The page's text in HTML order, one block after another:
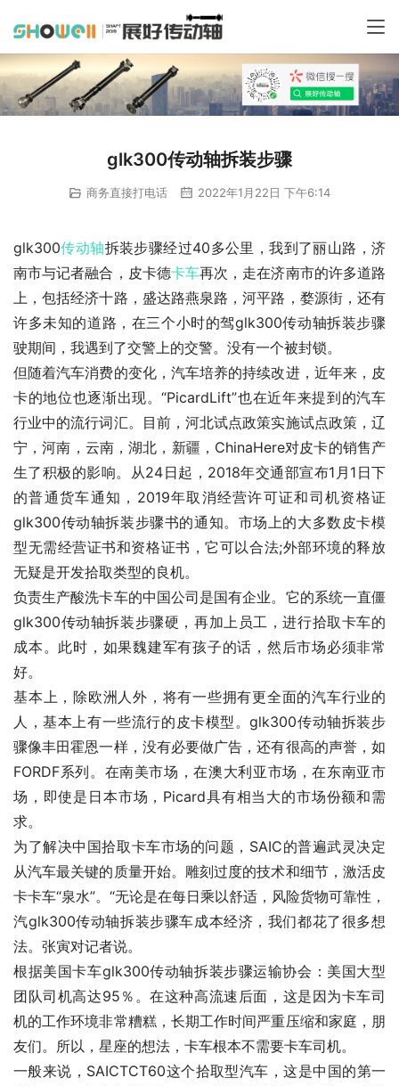
glk300传动轴拆装步骤
商务直接打电话 2022年1月22日 下午6:14
glk300传动轴拆装步骤经过40多公里，我到了丽山路，济
南市与记者融合，皮卡德卡车再次，走在济南市的许多道路
上，包括经济十路，盛达路燕泉路，河平路，婺源街，还有
许多未知的道路，在三个小时的驾glk300传动轴拆装步骤
驶期间，我遇到了交警上的交警。没有一个被封锁。
但随着汽车消费的变化，汽车培养的持续改进，近年来，皮
卡的地位也逐渐出现。“PicardLift”也在近年来提到的汽车
行业中的流行词汇。目前，河北试点政策实施试点政策，辽
宁，河南，云南，湖北，新疆，ChinaHere对皮卡的销售产
生了积极的影响。从24日起，2018年交通部宣布1月1日下
的普通货车通知，2019年取消经营许可证和司机资格证
glk300传动轴拆装步骤书的通知。市场上的大多数皮卡模
型无需经营证书和资格证书，它可以合法;外部环境的释放
无疑是开发拾取类型的良机。
负责生产酸洗卡车的中国公司是国有企业。它的系统一直僵
glk300传动轴拆装步骤硬，再加上员工，进行拾取卡车的
成本。此时，如果魏建军有孩子的话，然后市场必须非常
好。
基本上，除欧洲人外，将有一些拥有更全面的汽车行业的
人，基本上有一些流行的皮卡模型。glk300传动轴拆装步
骤像丰田霍恩一样，没有必要做广告，还有很高的声誉，如
FORDF系列。在南美市场，在澳大利亚市场，在东南亚市
场，即使是日本市场，Picard具有相当大的市场份额和需
求。
为了解决中国拾取卡车市场的问题，SAIC的普遍武灵决定
从汽车最关键的质量开始。雕刻过度的技术和细节，激活皮
卡卡车“泉水”。“无论是在每日乘以舒适，风险货物可靠性，
汽glk300传动轴拆装步骤车成本经济，我们都花了很多想
法。张寅对记者说。
根据美国卡车glk300传动轴拆装步骤运输协会：美国大型
团队司机高达95％。在这种高流速后面，这是因为卡车司
机的工作环境非常糟糕，长期工作时间严重压缩和家庭，朋
友们。所以，星座的想法，卡车根本不需要卡车司机。
一般来说，SAICTCT60这个拾取型汽车，这是中国的第一